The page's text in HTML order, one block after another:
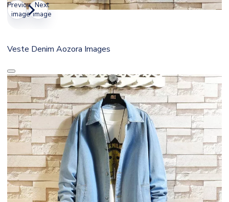
Previous
image
Next
image
Veste Denim Aozora Images